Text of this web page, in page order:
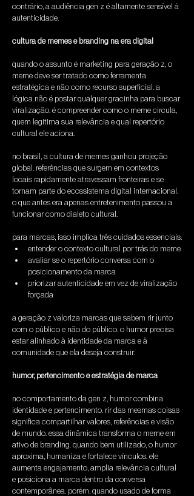
contrário, a audiência gen z é altamente sensível à
autenticidade.
cultura de memes e branding na era digital
quando o assunto é marketing para geração z, o
meme deve ser tratado como ferramenta
estratégica e não como recurso superficial. a
lógica não é postar qualquer gracinha para buscar
viralização. é compreender como o meme circula,
quem legitima sua relevância e qual repertório
cultural ele aciona.
no brasil, a cultura de memes ganhou projeção
global. referências que surgem em contextos
locais rapidamente atravessam fronteiras e se
tornam parte do ecossistema digital internacional.
o que antes era apenas entretenimento passou a
funcionar como dialeto cultural.
para marcas, isso implica três cuidados essenciais:
entender o contexto cultural por trás do meme
avaliar se o repertório conversa com o
posicionamento da marca
priorizar autenticidade em vez de viralização
forçada
a geração z valoriza marcas que sabem rir junto
com o público e não do público. o humor precisa
estar alinhado à identidade da marca e à
comunidade que ela deseja construir.
humor, pertencimento e estratégia de marca
no comportamento da gen z, humor combina
identidade e pertencimento. rir das mesmas coisas
significa compartilhar valores, referências e visão
de mundo. essa dinâmica transforma o meme em
ativo de branding. quando bem utilizado, o humor
aproxima, humaniza e fortalece vínculos. ele
aumenta engajamento, amplia relevância cultural
e posiciona a marca dentro da conversa
contemporânea. porém, quando usado de forma